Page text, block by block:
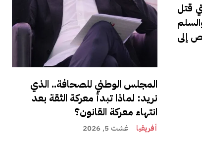
المجلس الوطني للصحافة.. الذي
نريد: لماذا تبدأ معركة الثقة بعد
انتهاء معركة القانون؟
أفريقيا غشت 5, 2026
قتل
إلى